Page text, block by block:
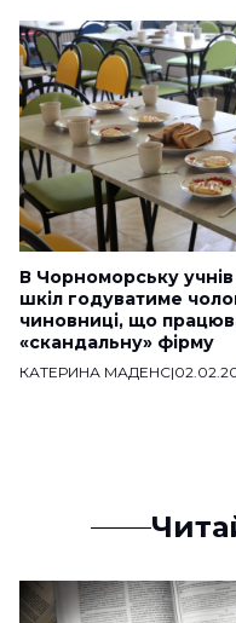
В Чорноморську
шкіл годуватиме
чиновниці, що
«скандальну» фірму
КАТЕРИНА МАДЕНС|